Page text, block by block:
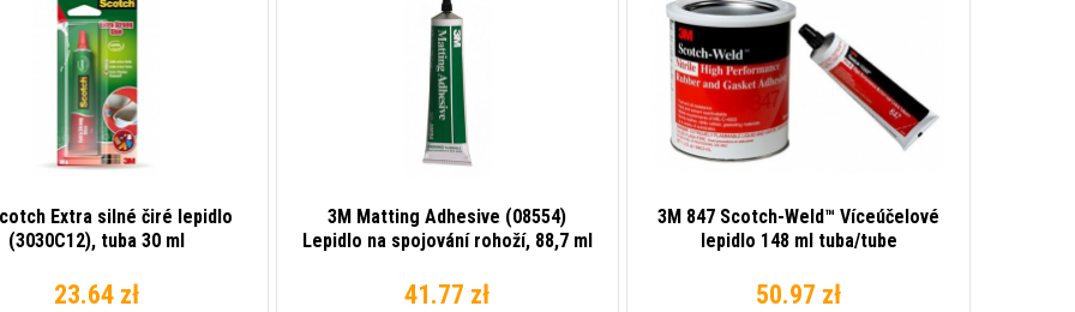
Extra silné čiré lepidlo
(3030C12), tuba 30 ml
23.64 zł
3M Matting Adhesive (08554)
Lepidlo na spojování rohoží, 88,7 ml
41.77 zł
3M 847 Scotch-Weld™ Víceúčelové
lepidlo 148 ml tuba/tube
50.97 zł